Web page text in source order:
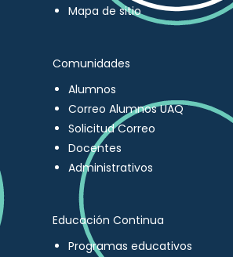
Mapa de sitio
Comunidades
Alumnos
Correo Alumnos UAQ
Solicitud Correo
Docentes
Administrativos
Educación Continua
Programas educativos